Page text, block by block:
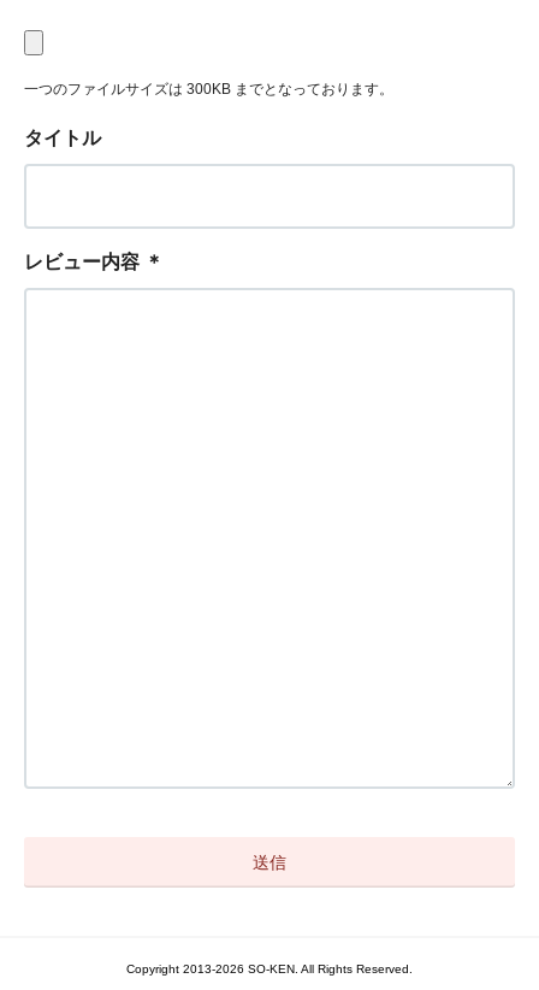
一つのファイルサイズは 300KB までとなっております。
タイトル
レビュー内容 ＊
Copyright 2013-2026 SO-KEN. All Rights Reserved.